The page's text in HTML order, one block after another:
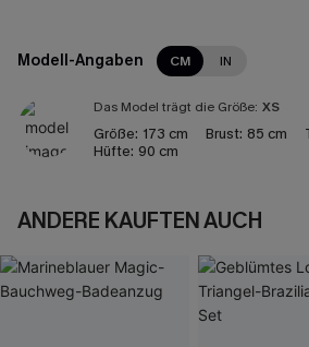
Modell-Angaben CM IN
Das Model trägt die Größe: XS
Größe: 173 cm Brust: 85 cm
Hüfte: 90 cm
ANDERE KAUFTEN AUCH